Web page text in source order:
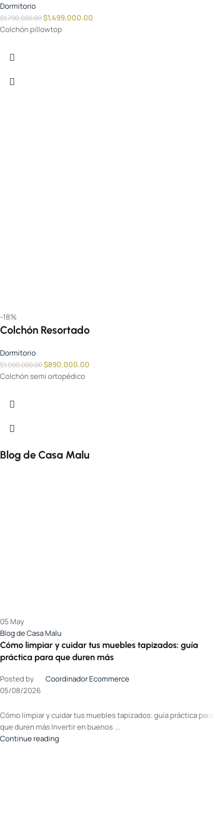
Dormitorio
$1,790,000.00$1,499,000.00
Colchón pillowtop
-18%
Colchón Resortado
Dormitorio
$1,090,000.00$890,000.00
Colchón semi ortopédico
Blog de Casa Malu
05 May
Blog de Casa Malu
Cómo limpiar y cuidar tus muebles tapizados: guía
práctica para que duren más
Posted by
Coordinador Ecommerce
05/08/2026
Cómo limpiar y cuidar tus muebles tapizados: guía práctica para
que duren más Invertir en buenos ...
Continue reading